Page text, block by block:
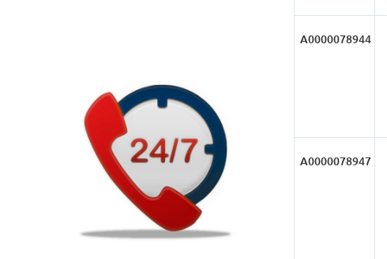
А0000078944
А0000078947